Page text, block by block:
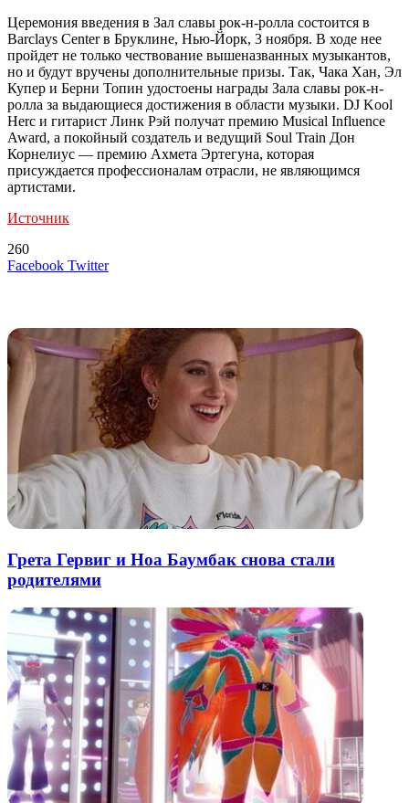
Церемония введения в Зал славы рок-н-ролла состоится в
Barclays Center в Бруклине, Нью-Йорк, 3 ноября. В ходе нее
пройдет не только чествование вышеназванных музыкантов,
но и будут вручены дополнительные призы. Так, Чака Хан, Эл
Купер и Берни Топин удостоены награды Зала славы рок-н-
ролла за выдающиеся достижения в области музыки. DJ Kool
Herc и гитарист Линк Рэй получат премию Musical Influence
Award, а покойный создатель и ведущий Soul Train Дон
Корнелиус — премию Ахмета Эртегуна, которая
присуждается профессионалам отрасли, не являющимся
артистами.
Источник
260
Facebook TwitterLinkedIn
Tumblr
Reddit
Вконтакте
Одноклассники
Skype
Messenger
Messenger
WhatsApp
Telegram
Viber
Line
Поделиться
Печатать
Грета Гервиг и Ноа Баумбак снова стали
родителями